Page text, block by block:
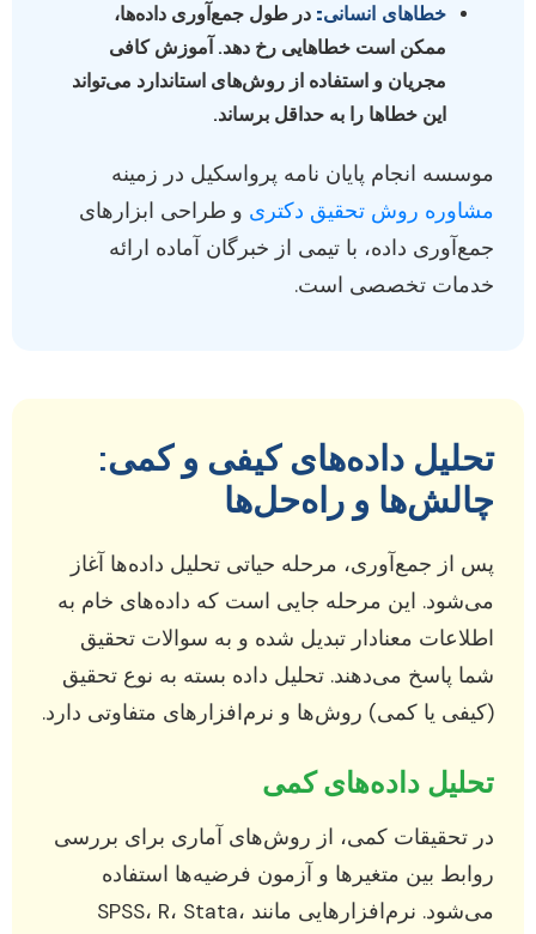
خطاهای انسانی: در طول جمع‌آوری داده‌ها،
ممکن است خطاهایی رخ دهد. آموزش کافی
مجریان و استفاده از روش‌های استاندارد می‌تواند
این خطاها را به حداقل برساند.
موسسه انجام پایان نامه پرواسکیل در زمینه
مشاوره روش تحقیق دکتری و طراحی ابزارهای
جمع‌آوری داده، با تیمی از خبرگان آماده ارائه
خدمات تخصصی است.
تحلیل داده‌های کیفی و کمی:
چالش‌ها و راه‌حل‌ها
پس از جمع‌آوری، مرحله حیاتی تحلیل داده‌ها آغاز
می‌شود. این مرحله جایی است که داده‌های خام به
اطلاعات معنادار تبدیل شده و به سوالات تحقیق
شما پاسخ می‌دهند. تحلیل داده بسته به نوع تحقیق
(کیفی یا کمی) روش‌ها و نرم‌افزارهای متفاوتی دارد.
تحلیل داده‌های کمی
در تحقیقات کمی، از روش‌های آماری برای بررسی
روابط بین متغیرها و آزمون فرضیه‌ها استفاده
می‌شود. نرم‌افزارهایی مانند SPSS، R، Stata،